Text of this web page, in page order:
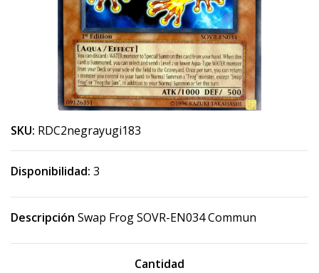
SKU: RDC2negrayugi183
Disponibilidad: 3
Descripción Swap Frog SOVR-EN034 Commun
Cantidad